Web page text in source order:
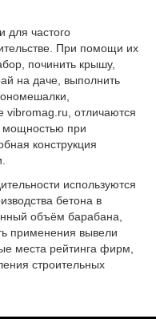
для частого
При помощи их
починить крышу,
на даче, выполнить
vibromag.ru, отличаются
мощностью при
конструкция
используются
бетона в
объём барабана,
применения вывели
места рейтинга фирм,
строительных